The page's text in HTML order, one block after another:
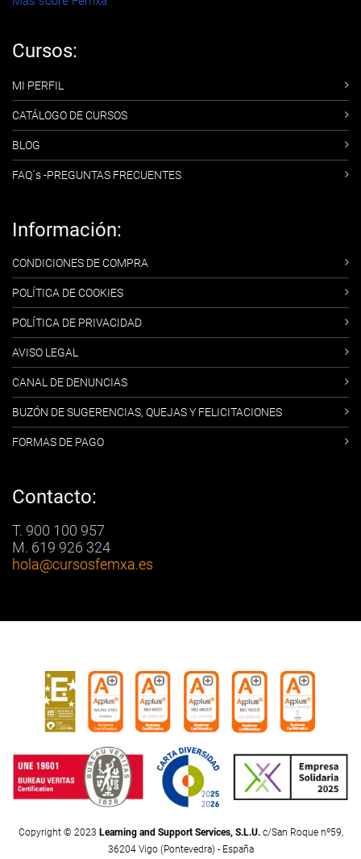
Cursos:
MI PERFIL
CATÁLOGO DE CURSOS
BLOG
FAQ´s -PREGUNTAS FRECUENTES
Información:
CONDICIONES DE COMPRA
POLÍTICA DE COOKIES
POLÍTICA DE PRIVACIDAD
AVISO LEGAL
CANAL DE DENUNCIAS
BUZÓN DE SUGERENCIAS, QUEJAS Y FELICITACIONES
FORMAS DE PAGO
Contacto:
T. 900 100 957
M. 619 926 324
hola@cursosfemxa.es
Copyright © 2023 Learning and Support Services, S.L.U.c/San Roque nº59,
36204 Vigo (Pontevedra) - España